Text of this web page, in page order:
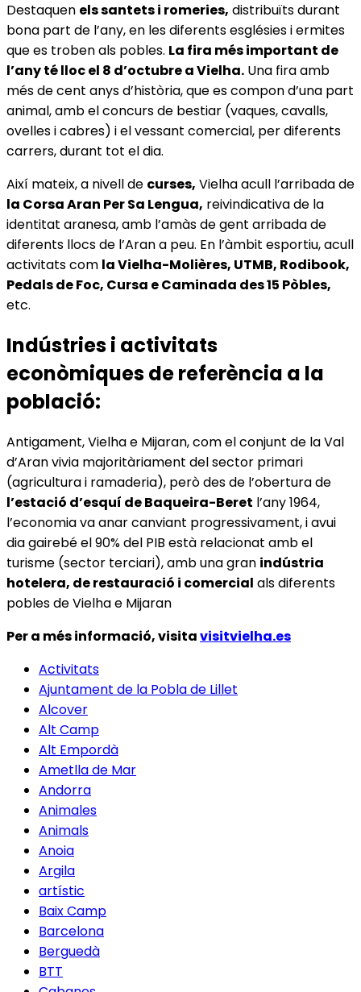
Destaquen els santets i romeries, distribuïts durant
bona part de l’any, en les diferents esglésies i ermites
que es troben als pobles. La fira més important de
l’any té lloc el 8 d’octubre a Vielha. Una fira amb
més de cent anys d’història, que es compon d’una part
animal, amb el concurs de bestiar (vaques, cavalls,
ovelles i cabres) i el vessant comercial, per diferents
carrers, durant tot el dia.
Així mateix, a nivell de curses, Vielha acull l’arribada de
la Corsa Aran Per Sa Lengua, reivindicativa de la
identitat aranesa, amb l’amàs de gent arribada de
diferents llocs de l’Aran a peu. En l’àmbit esportiu, acull
activitats com la Vielha-Molières, UTMB, Rodibook,
Pedals de Foc, Cursa e Caminada des 15 Pòbles,
etc.
Indústries i activitats
econòmiques de referència a la
població:
Antigament, Vielha e Mijaran, com el conjunt de la Val
d’Aran vivia majoritàriament del sector primari
(agricultura i ramaderia), però des de l’obertura de
l’estació d’esquí de Baqueira-Beret l’any 1964,
l’economia va anar canviant progressivament, i avui
dia gairebé el 90% del PIB està relacionat amb el
turisme (sector terciari), amb una gran indústria
hotelera, de restauració i comercial als diferents
pobles de Vielha e Mijaran
Per a més informació, visitavisitvielha.es
Activitats
Ajuntament de la Pobla de Lillet
Alcover
Alt Camp
Alt Empordà
Ametlla de Mar
Andorra
Animales
Animals
Anoia
Argila
artístic
Baix Camp
Barcelona
Berguedà
BTT